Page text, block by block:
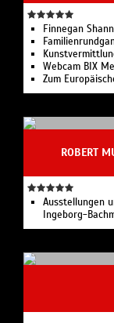
Ausstellungen
Ingeborg-
Eine
Die barocke,
Hügel und
Steiermark.